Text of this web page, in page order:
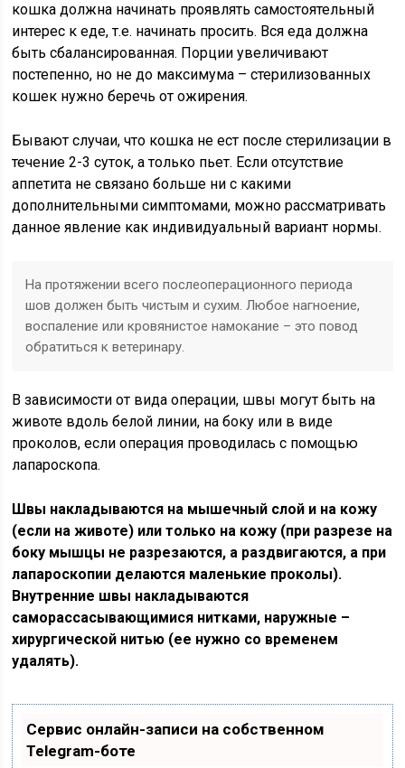
кошка должна начинать проявлять самостоятельный
интерес к еде, т.е. начинать просить. Вся еда должна
быть сбалансированная. Порции увеличивают
постепенно, но не до максимума – стерилизованных
кошек нужно беречь от ожирения.
Бывают случаи, что кошка не ест после стерилизации в
течение 2-3 суток, а только пьет. Если отсутствие
аппетита не связано больше ни с какими
дополнительными симптомами, можно рассматривать
данное явление как индивидуальный вариант нормы.
На протяжении всего послеоперационного периода
шов должен быть чистым и сухим. Любое нагноение,
воспаление или кровянистое намокание – это повод
обратиться к ветеринару.
В зависимости от вида операции, швы могут быть на
животе вдоль белой линии, на боку или в виде
проколов, если операция проводилась с помощью
лапароскопа.
Швы накладываются на мышечный слой и на кожу
(если на животе) или только на кожу (при разрезе на
боку мышцы не разрезаются, а раздвигаются, а при
лапароскопии делаются маленькие проколы).
Внутренние швы накладываются
саморассасывающимися нитками, наружные –
хирургической нитью (ее нужно со временем
удалять).
Сервис онлайн-записи на собственном
Telegram-боте